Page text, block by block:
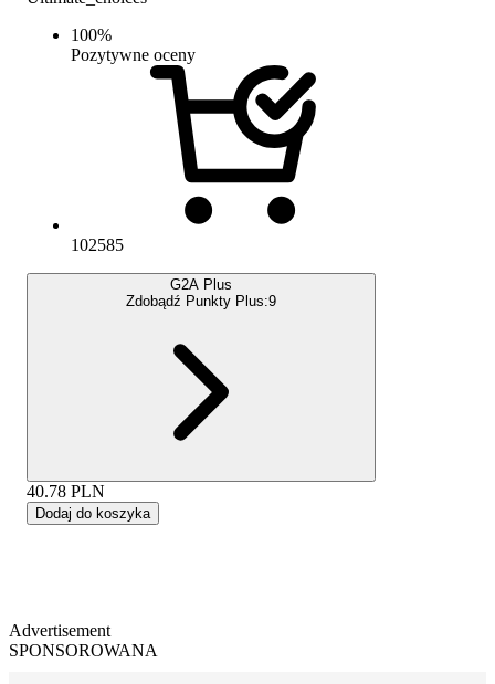
100%
Pozytywne oceny
102585
G2A Plus
Zdobądź Punkty Plus:9
40.78 PLN
Dodaj do koszyka
Advertisement
SPONSOROWANA